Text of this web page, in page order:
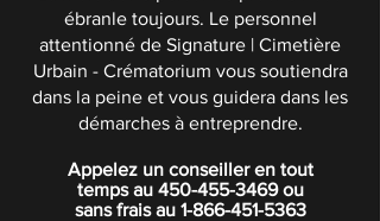
ébranle toujours. Le personnel
attentionné de Signature | Cimetière
Urbain - Crématorium vous soutiendra
dans la peine et vous guidera dans les
démarches à entreprendre.
Appelez un conseiller en tout
temps au 450-455-3469ou
sans frais au 1-866-451-5363